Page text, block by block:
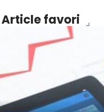
Article favori